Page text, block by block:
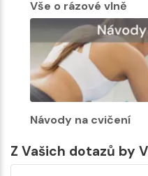
Vše o rázové vlně
Návody na cvičení
Z Vašich dotazů by